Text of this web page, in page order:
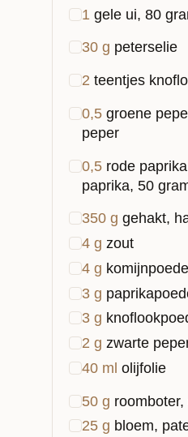
1 gele ui, 80
30 g peterselie
2 teentjes
0,5 groene
peper
0,5 rode
paprika, 50
350 g gehakt,
4 g zout
4 g
3 g
3 g
2 g zwarte
40 ml olijfolie
50 g
25 g bloem,